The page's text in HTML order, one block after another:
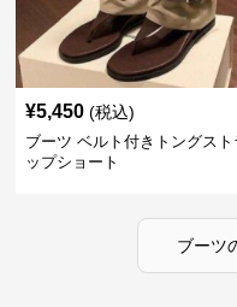
¥5,450 (税込)
ブーツ ベルト付きトングスト
ップショート
ブーツ